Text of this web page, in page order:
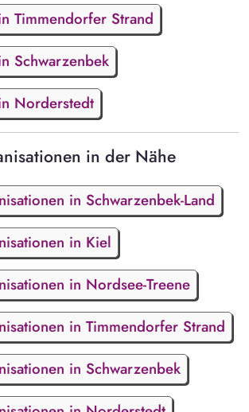
Timmendorfer Strand
Schwarzenbek
Norderstedt
in der Nähe
in Schwarzenbek-Land
in Kiel
in Nordsee-Treene
in Timmendorfer Strand
in Schwarzenbek